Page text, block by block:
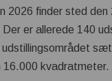
2026 finder sted den
er allerede 140
kvadratmeter.